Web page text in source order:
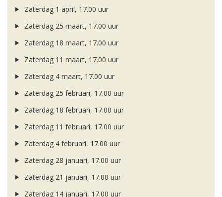
Zaterdag 1 april, 17.00 uur
Zaterdag 25 maart, 17.00 uur
Zaterdag 18 maart, 17.00 uur
Zaterdag 11 maart, 17.00 uur
Zaterdag 4 maart, 17.00 uur
Zaterdag 25 februari, 17.00 uur
Zaterdag 18 februari, 17.00 uur
Zaterdag 11 februari, 17.00 uur
Zaterdag 4 februari, 17.00 uur
Zaterdag 28 januari, 17.00 uur
Zaterdag 21 januari, 17.00 uur
Zaterdag 14 januari, 17.00 uur